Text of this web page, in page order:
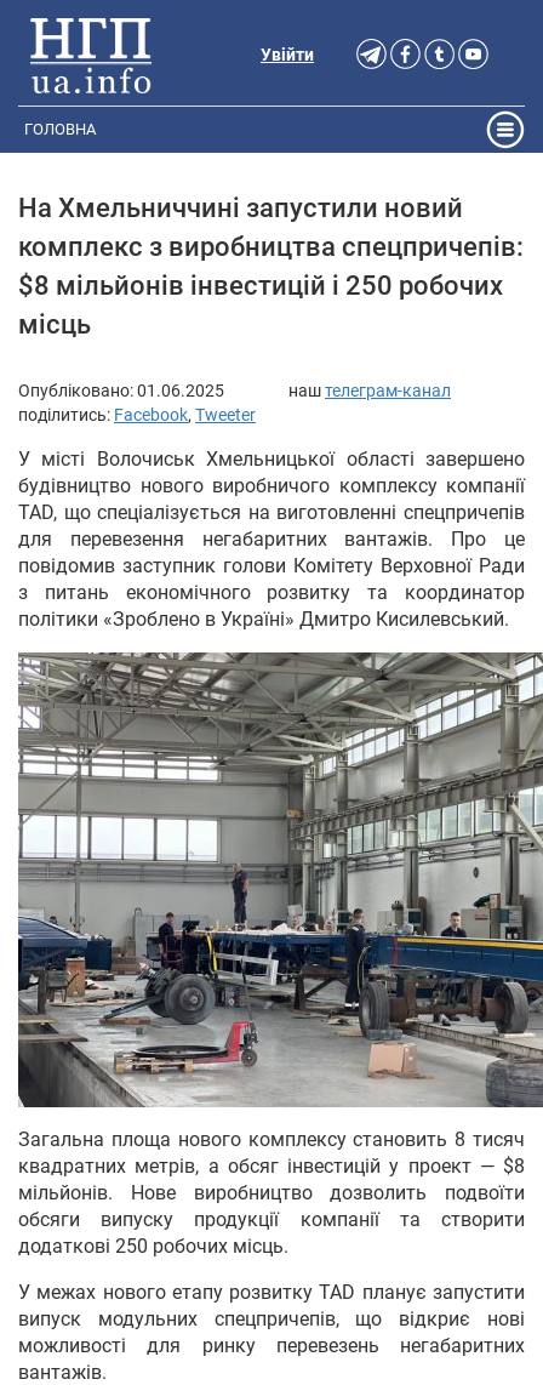
Увійти
ГОЛОВНА
На Хмельниччині запустили новий
комплекс з виробництва спецпричепів:
$8 мільйонів інвестицій і 250 робочих
місць
Опубліковано:01.06.2025 наштелеграм-канал
поділитись: Facebook, Tweeter
У місті Волочиськ Хмельницької області завершено
будівництво нового виробничого комплексу компанії
TAD, що спеціалізується на виготовленні спецпричепів
для перевезення негабаритних вантажів. Про це
повідомив заступник голови Комітету Верховної Ради
з питань економічного розвитку та координатор
політики «Зроблено в Україні» Дмитро Кисилевський.
Загальна площа нового комплексу становить 8 тисяч
квадратних метрів, а обсяг інвестицій у проект — $8
мільйонів. Нове виробництво дозволить подвоїти
обсяги випуску продукції компанії та створити
додаткові 250 робочих місць.
У межах нового етапу розвитку TAD планує запустити
випуск модульних спецпричепів, що відкриє нові
можливості для ринку перевезень негабаритних
вантажів.